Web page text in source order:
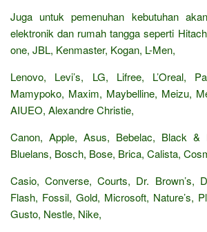
Juga untuk pemenuhan kebutuhan
elektronik dan rumah tangga seperti
one, JBL, Kenmaster, Kogan, L-Men,
Lenovo, Levi’s, LG, Lifree, L’Oreal,
Mamypoko, Maxim, Maybelline, Meizu,
AIUEO, Alexandre Christie,
Canon, Apple, Asus, Bebelac, Black &
Bluelans, Bosch, Bose, Brica, Calista,
Casio, Converse, Courts, Dr. Brown’s,
Flash, Fossil, Gold, Microsoft, Nature’s,
Gusto, Nestle, Nike,